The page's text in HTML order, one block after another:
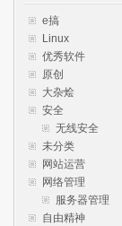
e搞
Linux
优秀软件
原创
大杂烩
安全
无线安全
未分类
网站运营
网络管理
服务器管理
自由精神